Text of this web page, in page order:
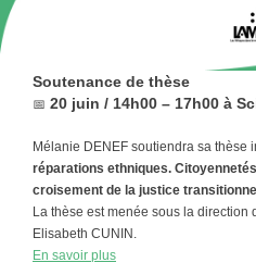
Soutenance de thèse
📅 20 juin / 14h00 – 17h00 à
Mélanie DENEF soutiendra sa thèse
réparations ethniques.
croisement de la justice
La thèse est menée sous la
Elisabeth CUNIN.
En savoir plus